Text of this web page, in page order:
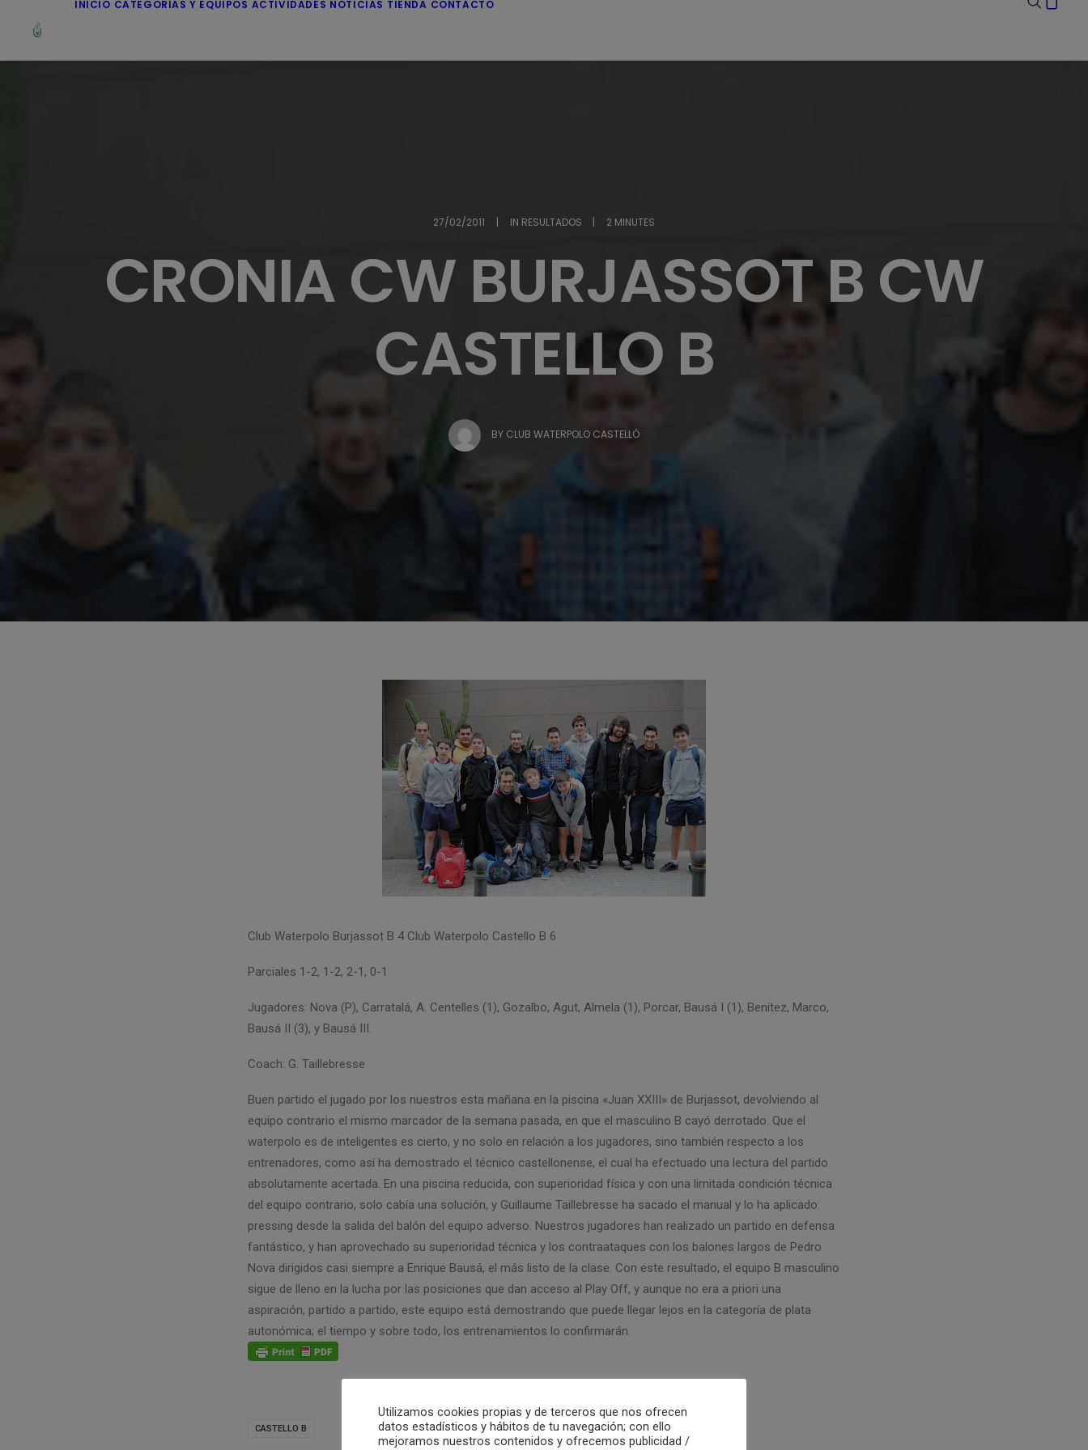
INICIO CATEGORÍAS Y EQUIPOS ACTIVIDADES NOTICIAS TIENDA CONTACTO
27/02/2011 | IN RESULTADOS | 2 MINUTES
CRONIA CW BURJASSOT B CW
CASTELLO B
BY CLUB WATERPOLO CASTELLÓ
Club Waterpolo Burjassot B 4 Club Waterpolo Castello B 6
Parciales 1-2, 1-2, 2-1, 0-1
Jugadores: Nova (P), Carratalá, A. Centelles (1), Gozalbo, Agut, Almela (1), Porcar, Bausá I (1), Benítez, Marco,
Bausá II (3), y Bausá III.
Coach: G. Taillebresse
Buen partido el jugado por los nuestros esta mañana en la piscina «Juan XXIII» de Burjassot, devolviendo al
equipo contrario el mismo marcador de la semana pasada, en que el masculino B cayó derrotado. Que el
waterpolo es de inteligentes es cierto, y no solo en relación a los jugadores, sino también respecto a los
entrenadores, como así ha demostrado el técnico castellonense, el cual ha efectuado una lectura del partido
absolutamente acertada. En una piscina reducida, con superioridad física y con una limitada condición técnica
del equipo contrario, solo cabía una solución, y Guillaume Taillebresse ha sacado el manual y lo ha aplicado:
pressing desde la salida del balón del equipo adverso. Nuestros jugadores han realizado un partido en defensa
fantástico, y han aprovechado su superioridad técnica y los contraataques con los balones largos de Pedro
Nova dirigidos casi siempre a Enrique Bausá, el más listo de la clase. Con este resultado, el equipo B masculino
sigue de lleno en la lucha por las posiciones que dan acceso al Play Off, y aunque no era a priori una
aspiración, partido a partido, este equipo está demostrando que puede llegar lejos en la categoría de plata
autonómica; el tiempo y sobre todo, los entrenamientos lo confirmarán.
CASTELLO B
Utilizamos cookies propias y de terceros que nos ofrecen
datos estadísticos y hábitos de tu navegación; con ello
mejoramos nuestros contenidos y ofrecemos publicidad /